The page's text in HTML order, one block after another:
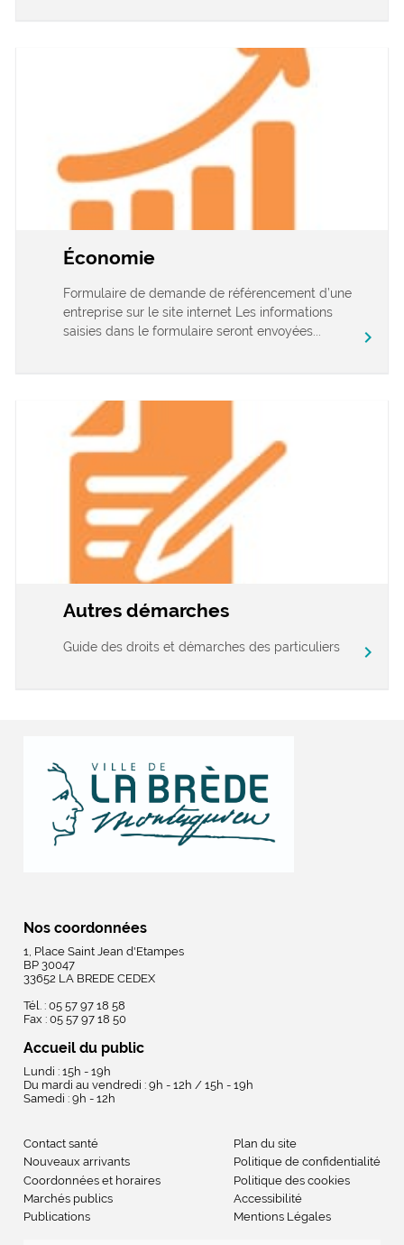
Économie
Formulaire de demande de référencement d’une
entreprise sur le site internet Les informations
saisies dans le formulaire seront envoyées...
chevron_right
Autres démarches
Guide des droits et démarches des particuliers chevron_right
Nos coordonnées
1, Place Saint Jean d'Etampes
BP 30047
33652 LA BREDE CEDEX
Tél. : 05 57 97 18 58
Fax : 05 57 97 18 50
Accueil du public
Lundi : 15h - 19h
Du mardi au vendredi : 9h - 12h / 15h - 19h
Samedi : 9h - 12h
Contact santé
Nouveaux arrivants
Coordonnées et horaires
Marchés publics
Publications
Plan du site
Politique de confidentialité
Politique des cookies
Accessibilité
Mentions Légales